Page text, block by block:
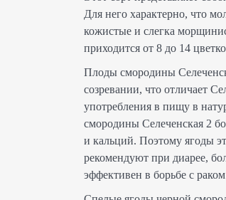
Для него характерно, что
кожистые и слегка
приходится от 8 до 14
Плоды смородины
созревании, что отличает
употребления в пищу в
смородины Селеченская 2
и кальций. Поэтому ягоды
рекомендуют при диарее,
эффективен в борьбе с